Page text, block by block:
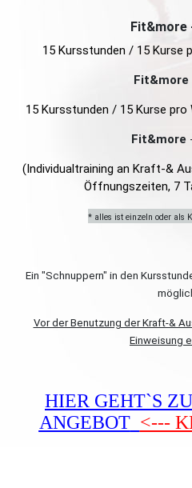
Fit&more
15 Kursstunden / 15 Kurse
Fit&more
15 Kursstunden / 15 Kurse pro
Fit&more
(Individualtraining an Kraft-&
Öffnungszeiten, 7
* alles ist einzeln oder als
Ein "Schnuppern" in den
Vor der Benutzung der Kraft-&
Einweisung
HIER GEHT`S
ANGEBOT <---